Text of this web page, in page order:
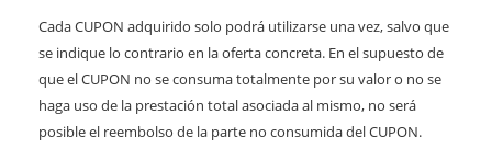
Cada CUPON adquirido solo podrá utilizarse una vez, salvo que
se indique lo contrario en la oferta concreta. En el supuesto de
que el CUPON no se consuma totalmente por su valor o no se
haga uso de la prestación total asociada al mismo, no será
posible el reembolso de la parte no consumida del CUPON.